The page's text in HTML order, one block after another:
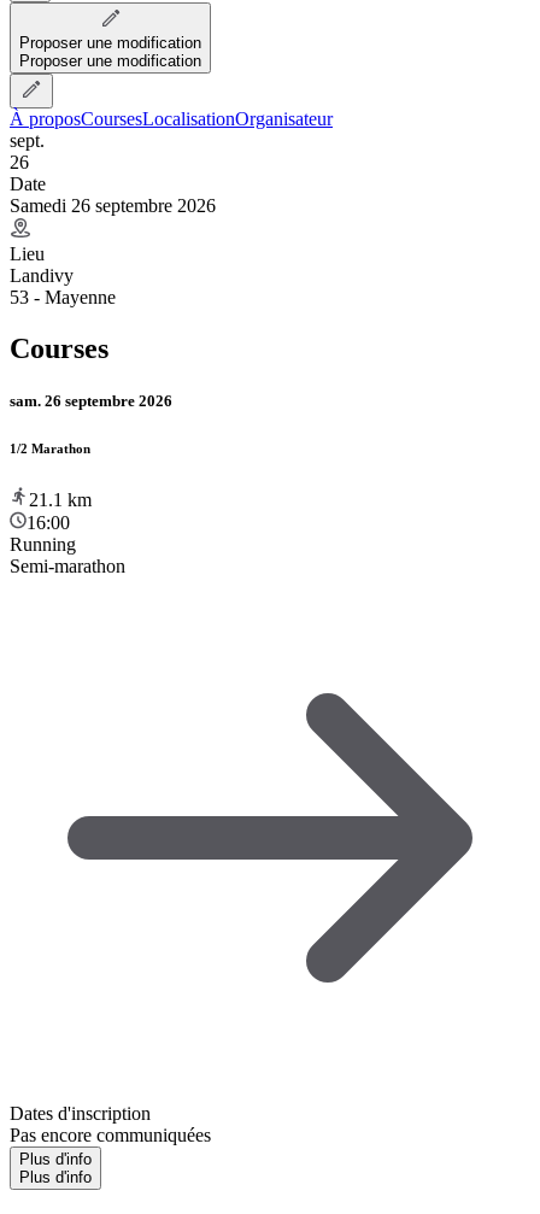
Proposer une modification
Proposer une modification
À proposCoursesLocalisationOrganisateur
sept.
26
Date
Samedi 26 septembre 2026
Lieu
Landivy
53 - Mayenne
Courses
sam. 26 septembre 2026
1/2 Marathon
21.1 km
16:00
Running
Semi-marathon
Dates d'inscription
Pas encore communiquées
Plus d'info
Plus d'info